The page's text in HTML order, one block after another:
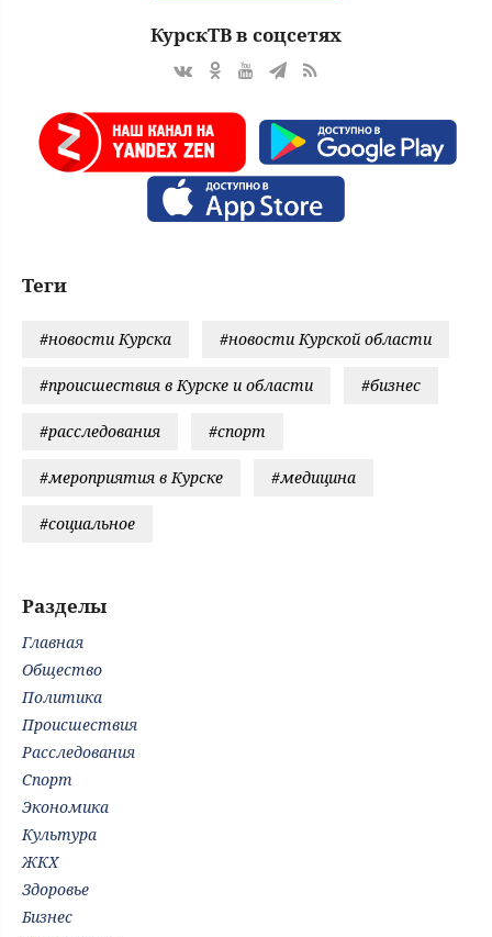
КурскТВ в соцсетях
Теги
#новости Курска #новости Курской области
#происшествия в Курске и области #бизнес
#расследования #спорт
#мероприятия в Курске #медицина
#социальное
Разделы
Главная
Общество
Политика
Происшествия
Расследования
Спорт
Экономика
Культура
ЖКХ
Здоровье
Бизнес